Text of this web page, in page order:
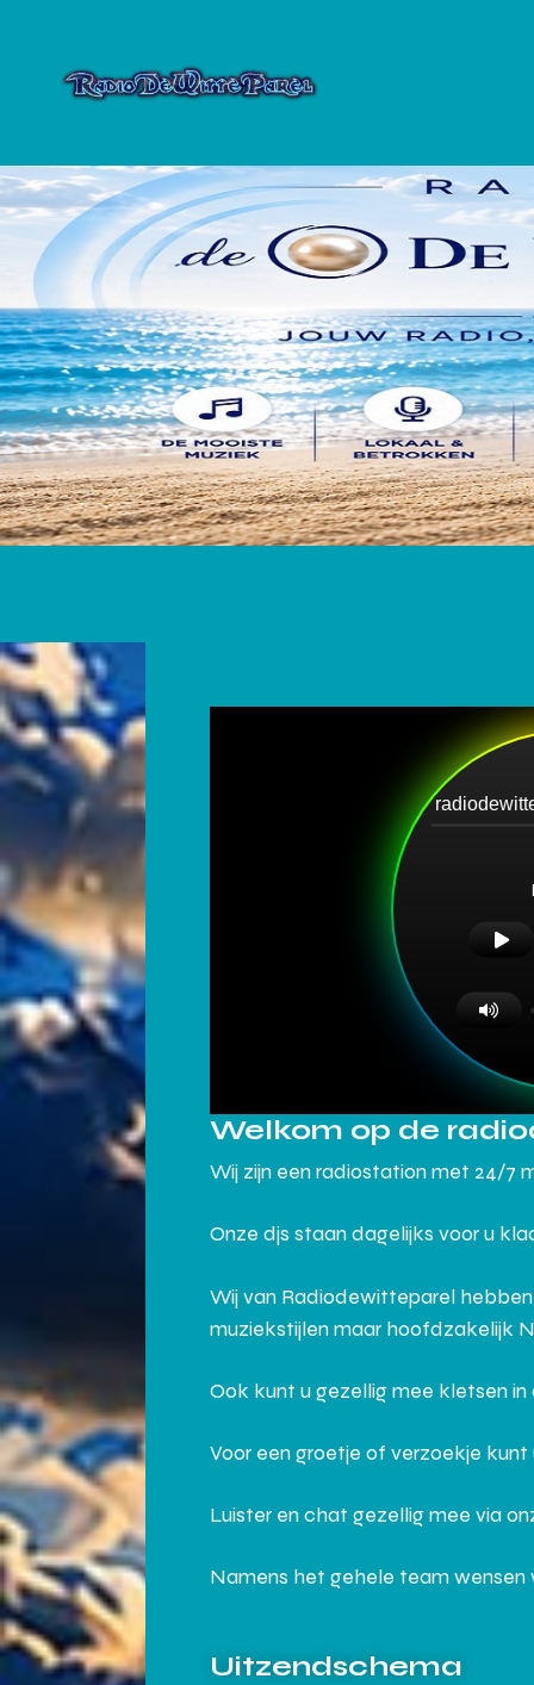
Welkom op de
Wij zijn een radiostation met 24/7
Onze djs staan dagelijks voor u
Wij van Radiodewitteparel
muziekstijlen maar hoofdzakelijk
Ook kunt u gezellig mee kletsen
Voor een groetje of verzoekje
Luister en chat gezellig mee via
Namens het gehele team wensen
Uitzendschema